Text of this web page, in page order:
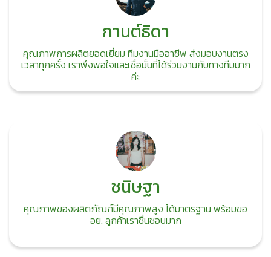
กานต์ธิดา
คุณภาพการผลิตยอดเยี่ยม ทีมงานมืออาชีพ ส่งมอบงานตรง
เวลาทุกครั้ง เราพึงพอใจและเชื่อมั่นที่ได้ร่วมงานกับทางทีมมาก
ค่ะ
ชนิษฐา
คุณภาพของผลิตภัณฑ์มีคุณภาพสูง ได้มาตรฐาน พร้อมขอ
อย. ลูกค้าเราชื่นชอบมาก